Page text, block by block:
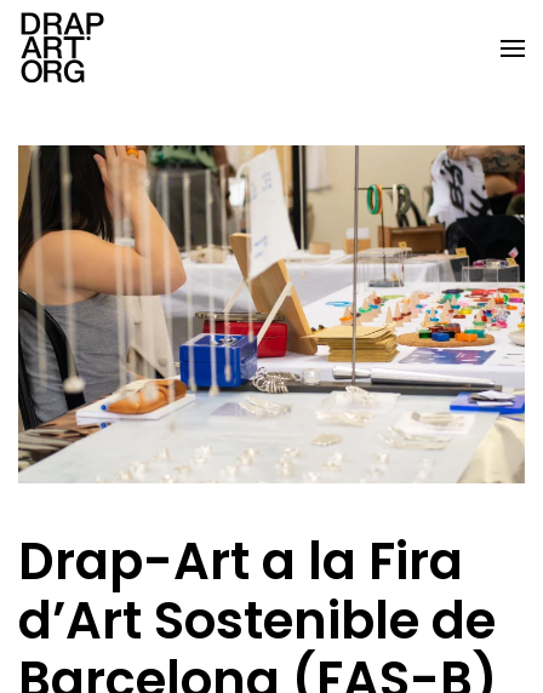
Skip to main content
Drap-Art a la Fira
d’Art Sostenible de